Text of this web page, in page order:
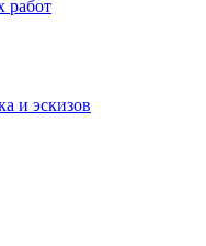
работ
и эскизов